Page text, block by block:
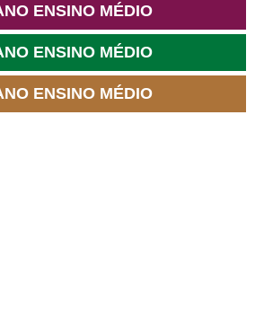
ENSINO MÉDIO
ENSINO MÉDIO
ENSINO MÉDIO